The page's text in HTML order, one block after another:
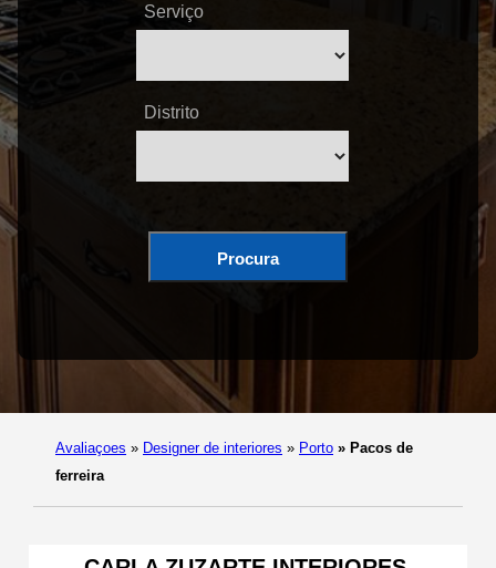
Serviço
Distrito
Procura
Avaliaçoes » Designer de interiores » Porto » Pacos de
ferreira